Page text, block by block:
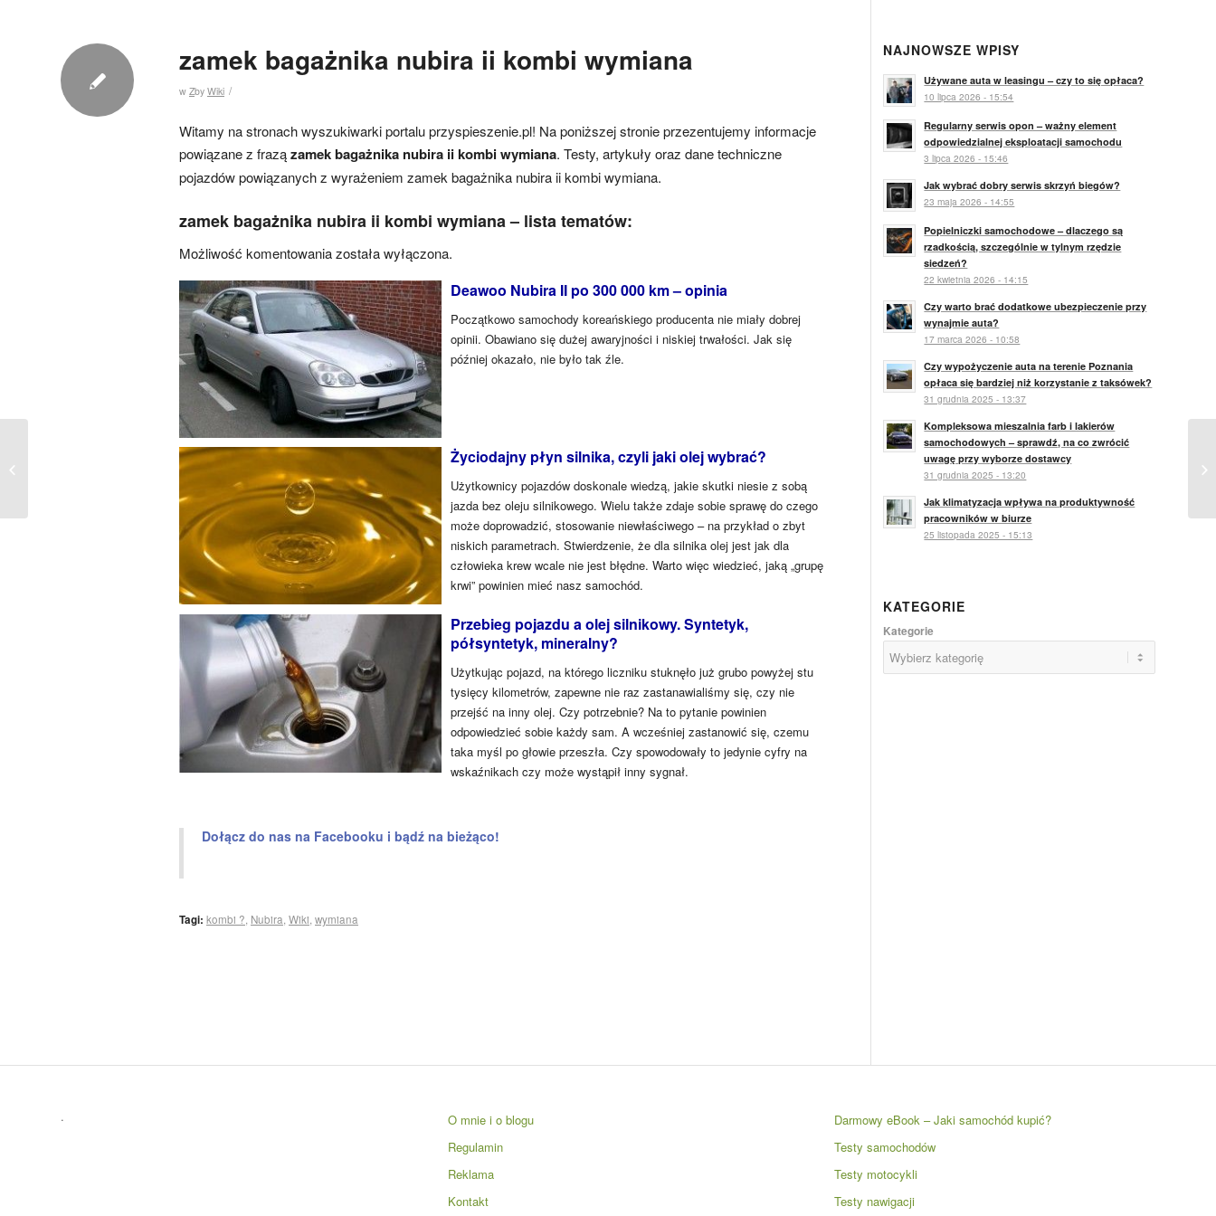
zamek bagażnika nubira ii kombi wymiana
w Z /
by Wiki
Witamy na stronach wyszukiwarki portalu przyspieszenie.pl! Na poniższej stronie przezentujemy informacje
powiązane z frazązamek bagażnika nubira ii kombi wymiana. Testy, artykuły oraz dane techniczne
pojazdów powiązanych z wyrażeniem zamek bagażnika nubira ii kombi wymiana.
zamek bagażnika nubira ii kombi wymiana – lista tematów:
Możliwość komentowania została wyłączona.
Deawoo Nubira II po 300 000 km – opinia
Początkowo samochody koreańskiego producenta nie miały dobrej
opinii. Obawiano się dużej awaryjności i niskiej trwałości. Jak się
później okazało, nie było tak źle.
Życiodajny płyn silnika, czyli jaki olej wybrać?
Użytkownicy pojazdów doskonale wiedzą, jakie skutki niesie z sobą
jazda bez oleju silnikowego. Wielu także zdaje sobie sprawę do czego
może doprowadzić, stosowanie niewłaściwego – na przykład o zbyt
niskich parametrach. Stwierdzenie, że dla silnika olej jest jak dla
człowieka krew wcale nie jest błędne. Warto więc wiedzieć, jaką „grupę
krwi” powinien mieć nasz samochód.
Przebieg pojazdu a olej silnikowy. Syntetyk,
półsyntetyk, mineralny?
Użytkując pojazd, na którego liczniku stuknęło już grubo powyżej stu
tysięcy kilometrów, zapewne nie raz zastanawialiśmy się, czy nie
przejść na inny olej. Czy potrzebnie? Na to pytanie powinien
odpowiedzieć sobie każdy sam. A wcześniej zastanowić się, czemu
taka myśl po głowie przeszła. Czy spowodowały to jedynie cyfry na
wskaźnikach czy może wystąpił inny sygnał.
Dołącz do nas na Facebooku i bądź na bieżąco!
Tagi: kombi ? Nubira Wiki wymiana
NAJNOWSZE WPISY
Używane auta w leasingu – czy to się opłaca?
10 lipca 2026 - 15:54
Regularny serwis opon – ważny element
odpowiedzialnej eksploatacji samochodu
3 lipca 2026 - 15:46
Jak wybrać dobry serwis skrzyń biegów?
23 maja 2026 - 14:55
Popielniczki samochodowe – dlaczego są
rzadkością, szczególnie w tylnym rzędzie
siedzeń?
22 kwietnia 2026 - 14:15
Czy warto brać dodatkowe ubezpieczenie przy
wynajmie auta?
17 marca 2026 - 10:58
Czy wypożyczenie auta na terenie Poznania
opłaca się bardziej niż korzystanie z taksówek?
31 grudnia 2025 - 13:37
Kompleksowa mieszalnia farb i lakierów
samochodowych – sprawdź, na co zwrócić
uwagę przy wyborze dostawcy
31 grudnia 2025 - 13:20
Jak klimatyzacja wpływa na produktywność
pracowników w biurze
25 listopada 2025 - 15:13
KATEGORIE
Kategorie
.
O mnie i o blogu
Regulamin
Reklama
Kontakt
Darmowy eBook – Jaki samochód kupić?
Testy samochodów
Testy motocykli
Testy nawigacji
skoda fabia 1.6 filtr czastek stalych